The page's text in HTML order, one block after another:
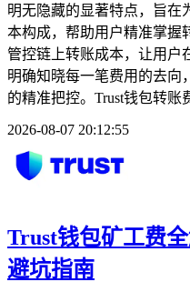
明无隐藏的显著特点，旨在
本构成，帮助用户精准掌握
管控链上转账成本，让用户
明确知晓每一笔费用的去向
的精准把控。Trust钱包转账
2026-08-07 20:12:55
Trust钱包矿工费
避坑指南